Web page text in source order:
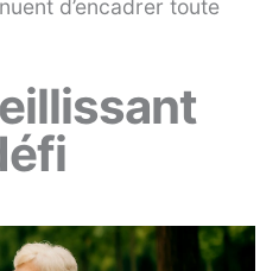
d’encadrer toute